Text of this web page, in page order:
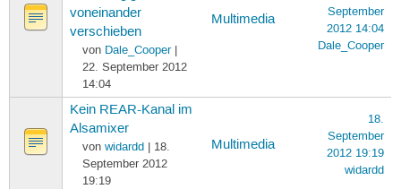
voneinander
verschieben
von Dale_Cooper|
22. September 2012
14:04
Multimedia
September
2012 14:04
Dale_Cooper
Kein REAR-Kanal im
Alsamixer
von widardd| 18.
September 2012
19:19
Multimedia
18.
September
2012 19:19
widardd